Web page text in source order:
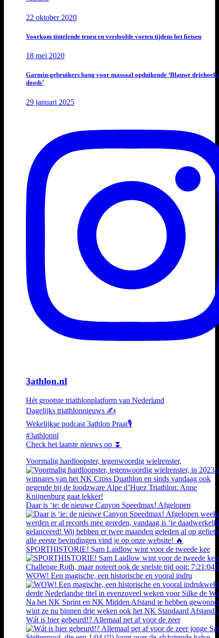
22 oktober 2020
Voorkom tintelende tenen en verdoofde voeten tijdens het fietsen
18 mei 2020
Garmin-gebruikers bang voor massaal opduikende ‘Blauwe driehoek
doods’
29 januari 2025
3athlon.nl
Hét grootste triathlonplatform van Nederland
Dagelijks triathlonnieuws ✍️
Wekelijkse podcast 3athlon Praat🎙️
#3athlonnl
Check het laatste nieuws op ⏬
Voormalig hardloopster, tegenwoordig wielrenster,
Daar is ‘ie: de nieuwe Canyon Speedmax! Afgelopen
SPORTHISTORIE! Sam Laidlow wint voor de tweede kee
WOW! Een magische, een historische en vooral indru
Wát is hier gebeurd!? Allemaal pet af voor de zeer